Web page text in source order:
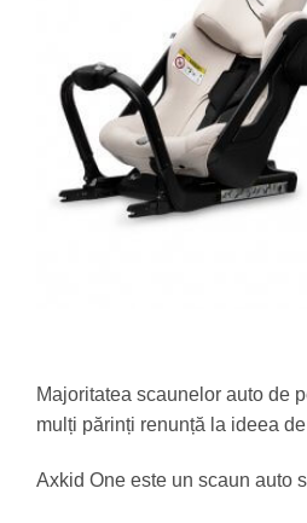
Majoritatea scaunelor auto de
mulți părinți renunță la ideea
Axkid One este un scaun auto